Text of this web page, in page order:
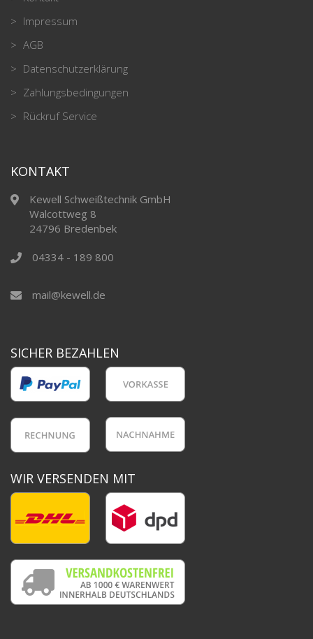
Impressum
AGB
Datenschutzerklärung
Zahlungsbedingungen
Rückruf Service
KONTAKT
Kewell Schweißtechnik GmbH
Walcottweg 8
24796 Bredenbek
04334 - 189 800
mail@kewell.de
SICHER BEZAHLEN
WIR VERSENDEN MIT